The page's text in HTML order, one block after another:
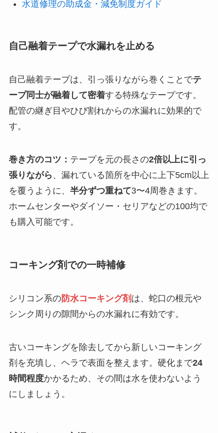
水道修理の助成金・減免制度ガイド
自己融着テープで水漏れを止める
自己融着テープは、引っ張りながら巻くことでテ
ープ同士が融着して密着する特殊なテープです。
配管の継ぎ目やひび割れからの水漏れに効果的で
す。
巻き方のコツ： テープを元の長さの2倍以上に引っ
張りながら 、漏れている箇所を中心に上下5cm以上
を覆うように、 半分ずつ重ねて3〜4周巻きます。
ホームセンターやダイソー・セリアなどの100均で
も購入可能です。
コーキング剤での一時補修
シリコン系の防水コーキング剤 は、蛇口の根元や
シンク周りの隙間からの水漏れに有効です。
古いコーキングを除去してから新しいコーキング
剤を充填し、ヘラで表面を整えます。硬化まで24
時間程度かかるため、その間は水を使わないよう
にしましょう。